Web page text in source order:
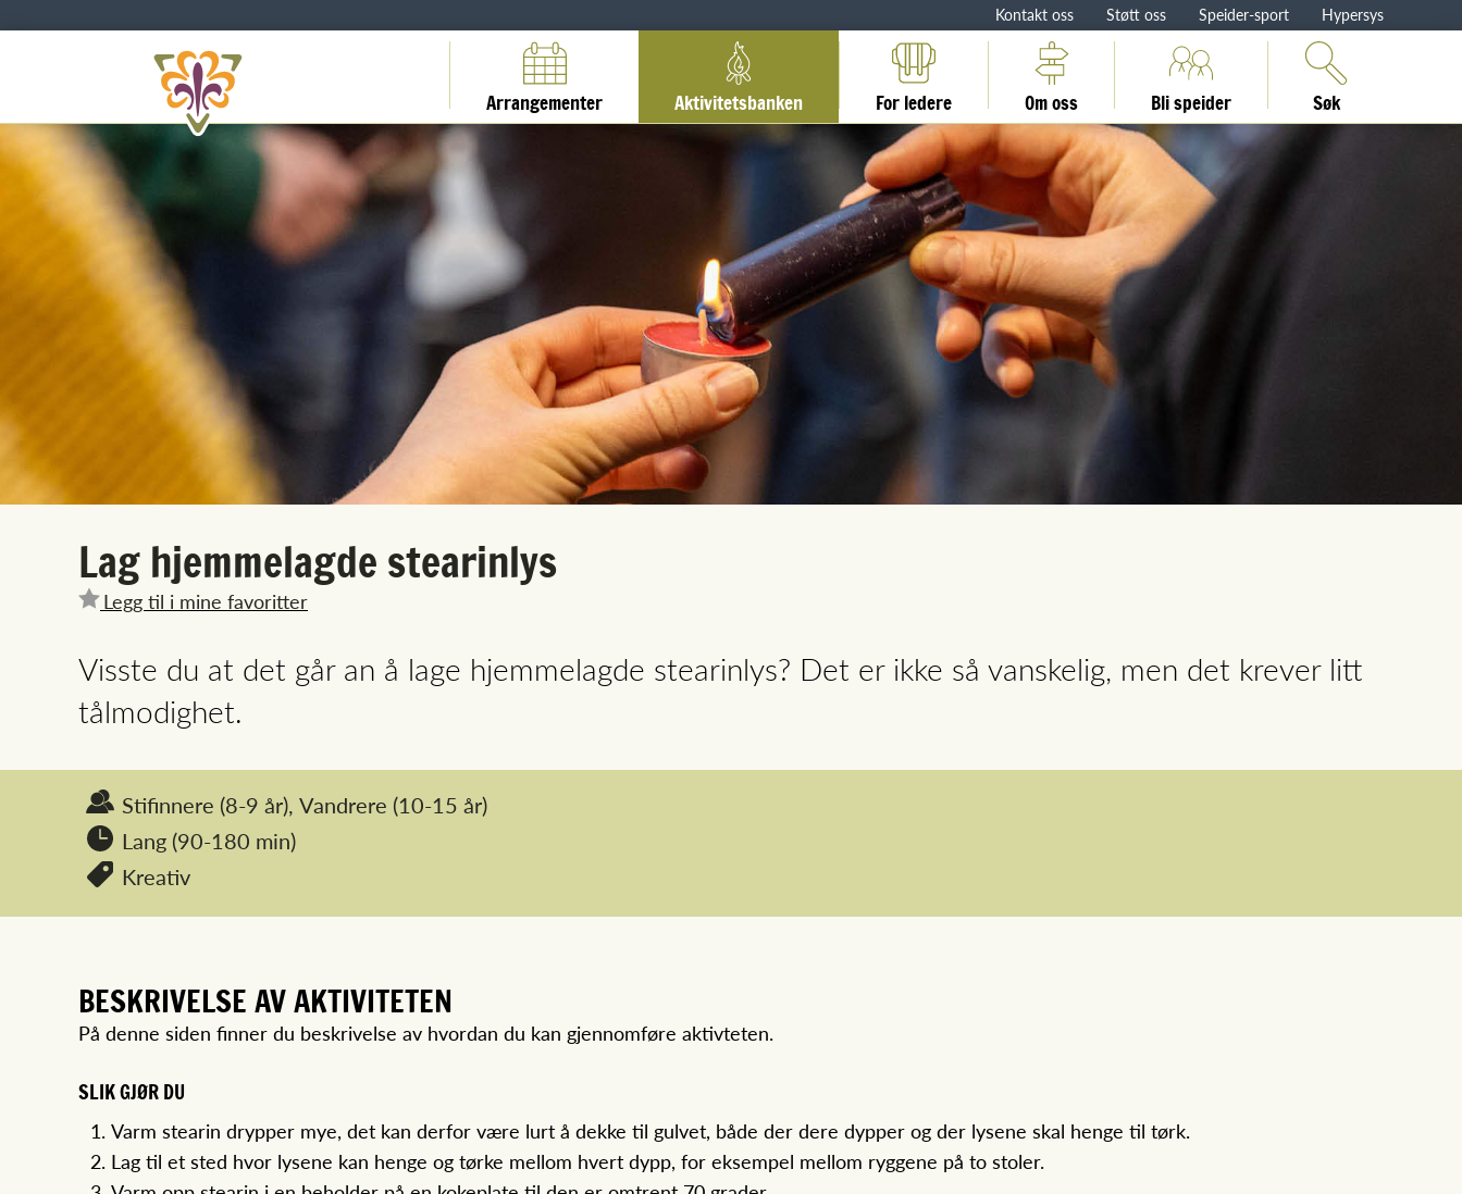
Kontakt oss Støtt oss Speider-sport Hypersys
Arrangementer Aktivitetsbanken For ledere Om oss Bli speider Søk
Lag hjemmelagde stearinlys
Legg til i mine favoritter
Visste du at det går an å lage hjemmelagde stearinlys? Det er ikke så vanskelig, men det krever litt
tålmodighet.
Stifinnere (8-9 år), Vandrere (10-15 år)
Lang (90-180 min)
Kreativ
BESKRIVELSE AV AKTIVITETEN
På denne siden finner du beskrivelse av hvordan du kan gjennomføre aktivteten.
SLIK GJØR DU
Varm stearin drypper mye, det kan derfor være lurt å dekke til gulvet, både der dere dypper og der lysene skal henge til tørk.
Lag til et sted hvor lysene kan henge og tørke mellom hvert dypp, for eksempel mellom ryggene på to stoler.